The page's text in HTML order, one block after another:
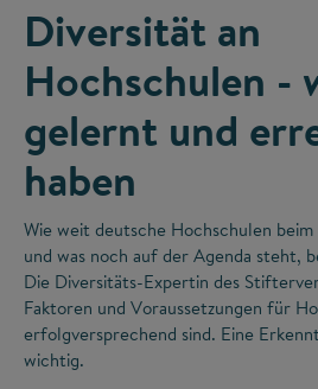
Diversität an
Hochschulen -
gelernt und
haben
Wie weit deutsche Hochschulen
und was noch auf der Agenda steht,
Die Diversitäts-Expertin des
Faktoren und Voraussetzungen für
erfolgversprechend sind. Eine
wichtig.